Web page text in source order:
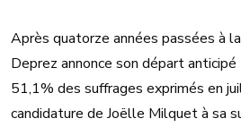
Après quatorze années passées à
Deprez annonce son départ
51,1% des suffrages exprimés en
candidature de Joëlle Milquet à sa